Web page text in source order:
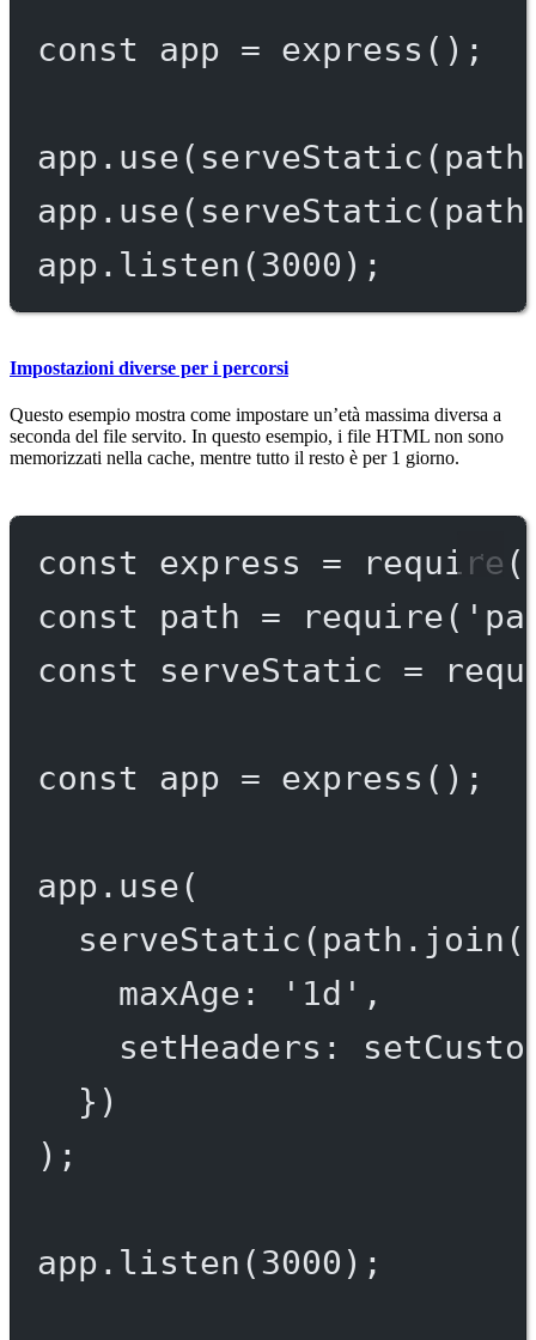
const app = express ();
app. use( serveStatic
app. use( serveStatic
app. listen (3000 );
Impostazioni diverse per i percorsi
Questo esempio mostra come impostare un’età massima diversa a
seconda del file servito. In questo esempio, i file HTML non sono
memorizzati nella cache, mentre tutto il resto è per 1 giorno.
const express = require (
const
path = require(
const
serveStatic =
const app = express ();
app. use(
serveStatic (path. join
maxAge:
'1d' ,
setHeaders:
})
);
app. listen (3000 );